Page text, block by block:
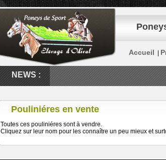
Accueil
NEWS : PAILLETTES D'ETADAM D'ODIVAL
Pouliniéres en vente
Toutes ces pouliniéres sont à vendre.
Cliquez sur leur nom pour les connaître un peu mieux et